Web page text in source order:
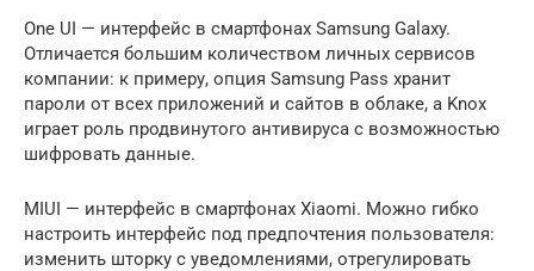
One UI — интерфейс в смартфонах Samsung Galaxy.
Отличается большим количеством личных сервисов
компании: к примеру, опция Samsung Pass хранит
пароли от всех приложений и сайтов в облаке, а Knox
играет роль продвинутого антивируса с возможностью
шифровать данные.
MIUI — интерфейс в смартфонах Xiaomi. Можно гибко
настроить интерфейс под предпочтения пользователя:
изменить шторку с уведомлениями, отрегулировать